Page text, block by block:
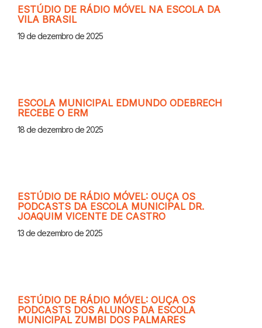
ESTÚDIO DE RÁDIO MÓVEL NA ESCOLA DA
VILA BRASIL
19 de dezembro de 2025
ESCOLA MUNICIPAL EDMUNDO ODEBRECH
RECEBE O ERM
18 de dezembro de 2025
ESTÚDIO DE RÁDIO MÓVEL: OUÇA OS
PODCASTS DA ESCOLA MUNICIPAL DR.
JOAQUIM VICENTE DE CASTRO
13 de dezembro de 2025
ESTÚDIO DE RÁDIO MÓVEL: OUÇA OS
PODCASTS DOS ALUNOS DA ESCOLA
MUNICIPAL ZUMBI DOS PALMARES